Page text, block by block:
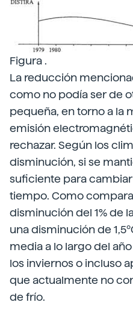
Figura .
La reducción
como no podía ser de
pequeña, en torno a la
emisión
rechazar. Según los
disminución, si se
suficiente para
tiempo. Como
disminución del 1% de
una disminución de
media a lo largo del
los inviernos o incluso
que actualmente no
de frío.